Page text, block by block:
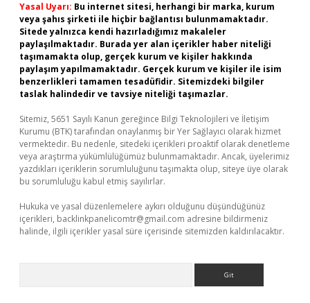
Yasal Uyarı: Bu internet sitesi, herhangi bir marka, kurum
veya şahıs şirketi ile hiçbir bağlantısı bulunmamaktadır.
Sitede yalnızca kendi hazırladığımız makaleler
paylaşılmaktadır. Burada yer alan içerikler haber niteliği
taşımamakta olup, gerçek kurum ve kişiler hakkında
paylaşım yapılmamaktadır. Gerçek kurum ve kişiler ile isim
benzerlikleri tamamen tesadüfidir. Sitemizdeki bilgiler
taslak halindedir ve tavsiye niteliği taşımazlar.
Sitemiz, 5651 Sayılı Kanun gereğince Bilgi Teknolojileri ve İletişim
Kurumu (BTK) tarafından onaylanmış bir Yer Sağlayıcı olarak hizmet
vermektedir. Bu nedenle, sitedeki içerikleri proaktif olarak denetleme
veya araştırma yükümlülüğümüz bulunmamaktadır. Ancak, üyelerimiz
yazdıkları içeriklerin sorumluluğunu taşımakta olup, siteye üye olarak
bu sorumluluğu kabul etmiş sayılırlar.
Hukuka ve yasal düzenlemelere aykırı olduğunu düşündüğünüz
içerikleri, backlinkpanelicomtr@gmail.com adresine bildirmeniz
halinde, ilgili içerikler yasal süre içerisinde sitemizden kaldırılacaktır.